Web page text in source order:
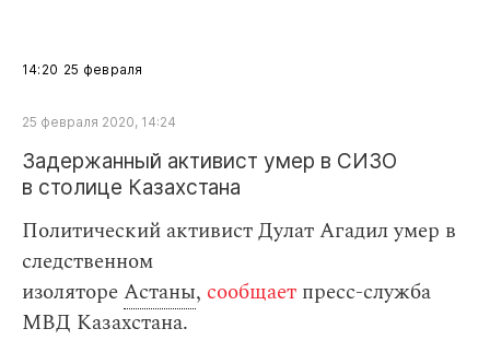
14:20 25 февраля
25 февраля 2020, 14:24
Задержанный активист умер в СИЗО
в столице Казахстана
Политический активист Дулат Агадил умер в
следственном
изолятореАстаны, сообщает пресс-служба
МВД Казахстана.